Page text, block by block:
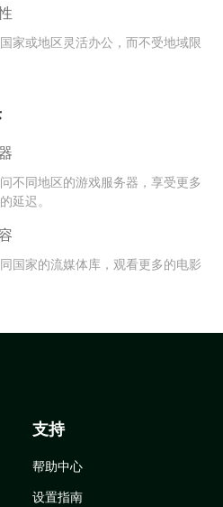
家或地区灵活办公，而不受地域限
不同地区的游戏服务器，享受更多
延迟。
国家的流媒体库，观看更多的电影
支持
帮助中心
设置指南